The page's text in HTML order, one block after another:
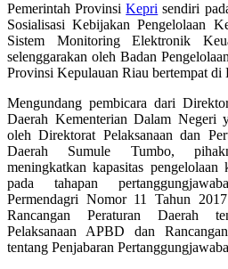
Pemerintah ProvinsiKepri sendiri
Sosialisasi Kebijakan Pengelolaan
Sistem Monitoring Elektronik
selenggarakan oleh Badan
Provinsi Kepulauan Riau bertempat
Mengundang pembicara dari
Daerah Kementerian Dalam Negeri
oleh Direktorat Pelaksanaan dan
Daerah Sumule Tumbo,
meningkatkan kapasitas pengelolaan
pada tahapan
Permendagri Nomor 11 Tahun
Rancangan Peraturan Daerah
Pelaksanaan APBD dan
tentang Penjabaran